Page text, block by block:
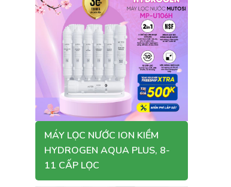
MÁY LỌC NƯỚC ION KIỀM
HYDROGEN AQUA PLUS, 8-
11 CẤP LỌC